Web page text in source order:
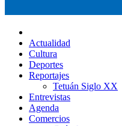
Actualidad
Cultura
Deportes
Reportajes
Tetuán Siglo XX
Entrevistas
Agenda
Comercios